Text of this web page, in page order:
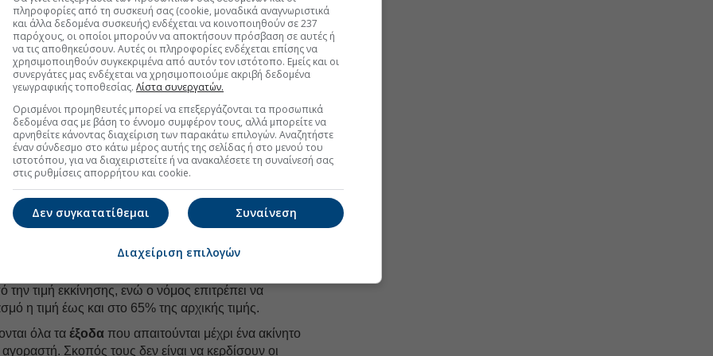
στοGoogle Discover!
εξελίξεις με την υπογραφη εγκυρότητας του Euro2day.gr
FOLLOW US
Ακολουθήστε τη σελίδα τουEuro2day.grστοLinkedin
για τους πλειστηριασμούς που σχετίζονται με
Euro2day.gr κορυφαίο στέλεχος εταιρείας
ότι με αυτό τον τρόπο δεν μένουν στα
«τρύπες» στις ανακτήσεις, από τις οποίες τελικά
το σχέδιο «Ηρακλής», ώστε να μην καταπέσουν και
καλύπτουν τις τιτλοποιήσεις.
οι εταιρείες REOco λειτουργούν σαν ένας
τιμή εκκίνησης, ενώ ο νόμος επιτρέπει να
η τιμή έως και στο 65% της αρχικής τιμής.
όλα ταέξοδα που απαιτούνται μέχρι ένα ακίνητο
αγοραστή. Σκοπός τους δεν είναι να κερδίσουν οι
πληροφορίες από τη συσκευή σας (cookie, μοναδικά αναγνωριστικά
και άλλα δεδομένα συσκευής) ενδέχεται να κοινοποιηθούν σε 237
παρόχους, οι οποίοι μπορούν να αποκτήσουν πρόσβαση σε αυτές ή
να τις αποθηκεύσουν. Αυτές οι πληροφορίες ενδέχεται επίσης να
χρησιμοποιηθούν συγκεκριμένα από αυτόν τον ιστότοπο. Εμείς και οι
συνεργάτες μας ενδέχεται να χρησιμοποιούμε ακριβή δεδομένα
γεωγραφικής τοποθεσίας. Λίστα συνεργατών.
Ορισμένοι προμηθευτές μπορεί να επεξεργάζονται τα προσωπικά
δεδομένα σας με βάση το έννομο συμφέρον τους, αλλά μπορείτε να
αρνηθείτε κάνοντας διαχείριση των παρακάτω επιλογών. Αναζητήστε
έναν σύνδεσμο στο κάτω μέρος αυτής της σελίδας ή στο μενού του
ιστοτόπου, για να διαχειριστείτε ή να ανακαλέσετε τη συναίνεσή σας
στις ρυθμίσεις απορρήτου και cookie.
Συναίνεση
Δεν συγκατατίθεμαι
Διαχείριση επιλογών